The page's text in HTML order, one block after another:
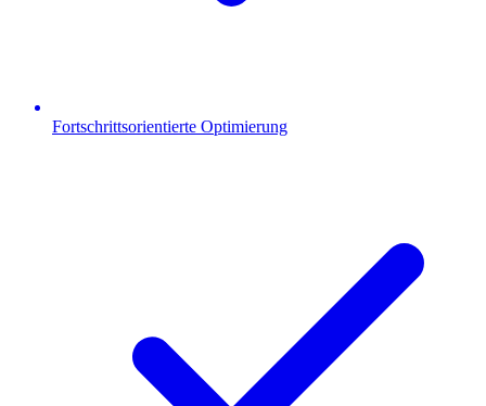
Fortschrittsorientierte Optimierung